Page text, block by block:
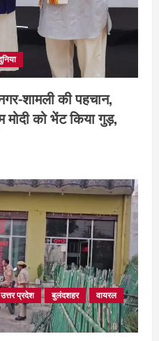
शामली की पहचान,
मोदी को भेंट किया गुड़,
प्रदेश बुलंदशहर
वायरल